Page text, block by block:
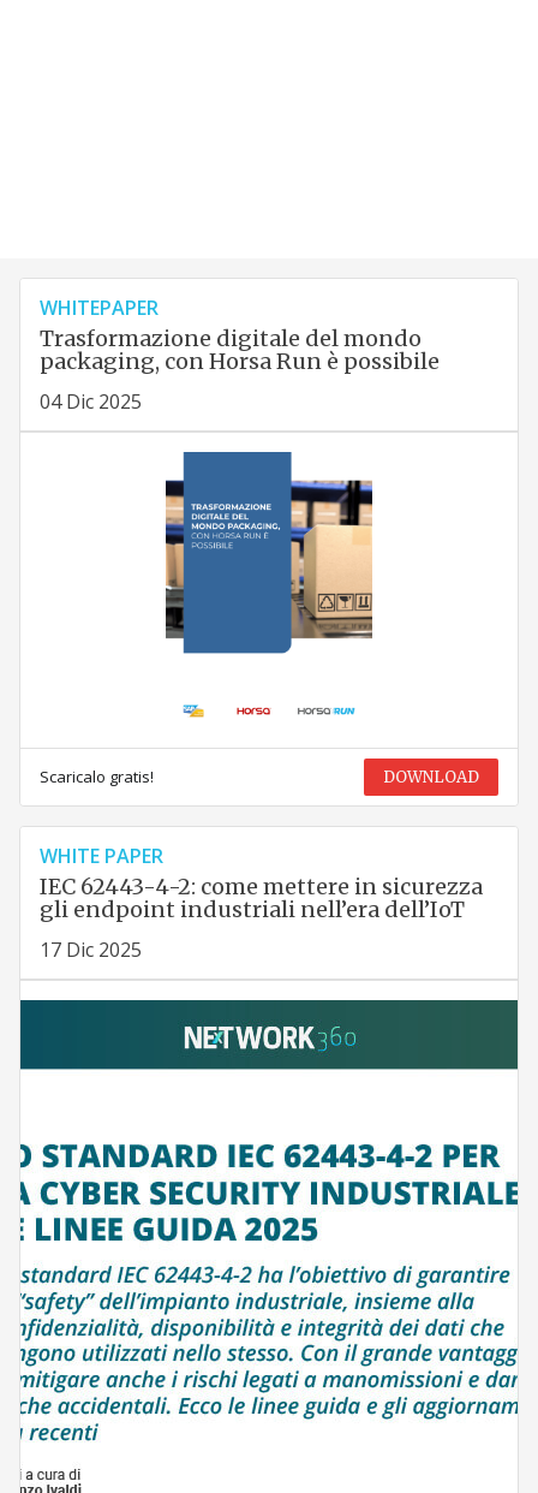
WHITEPAPER
Trasformazione digitale del mondo
packaging, con Horsa Run è possibile
04 Dic 2025
Scaricalo gratis! DOWNLOAD
WHITE PAPER
IEC 62443-4-2: come mettere in sicurezza
gli endpoint industriali nell’era dell’IoT
17 Dic 2025